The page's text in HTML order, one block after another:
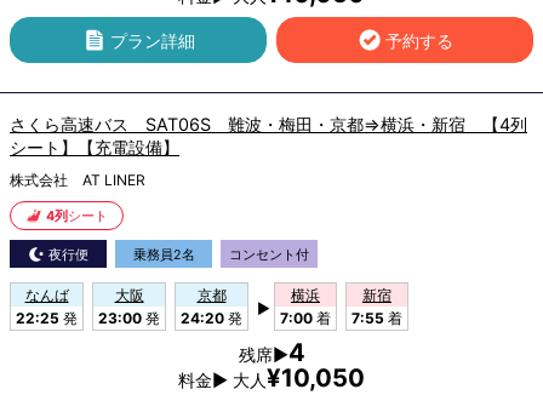
プラン詳細 予約する
さくら高速バス SAT06S 難波・梅田・京都⇒横浜・新宿 【4列
シート】【充電設備】
株式会社 AT LINER
4列 シート
夜行便 乗務員2名 コンセント付
なんば
22:25 発
大阪
23:00 発
京都
24:20 発
▶
横浜
7:00 着
新宿
7:55 着
残席▶4
料金▶ 大人¥10,050